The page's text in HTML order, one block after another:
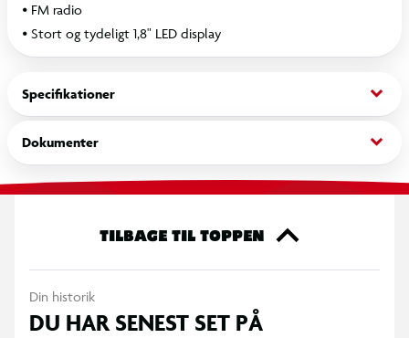
⦁ FM radio
⦁ Stort og tydeligt 1,8" LED display
Specifikationer keyboard_arrow_down
Dokumenter keyboard_arrow_down
TILBAGE TIL TOPPEN
Din historik
DU HAR SENEST SET PÅ